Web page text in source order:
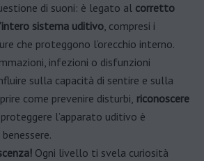
di suoni: è legato al corretto
sistema uditivo, compresi i
che proteggono l’orecchio interno.
infezioni o disfunzioni
sulla capacità di sentire e sulla
come prevenire disturbi, riconoscere
l’apparato uditivo è
Ogni livello ti svela curiosità